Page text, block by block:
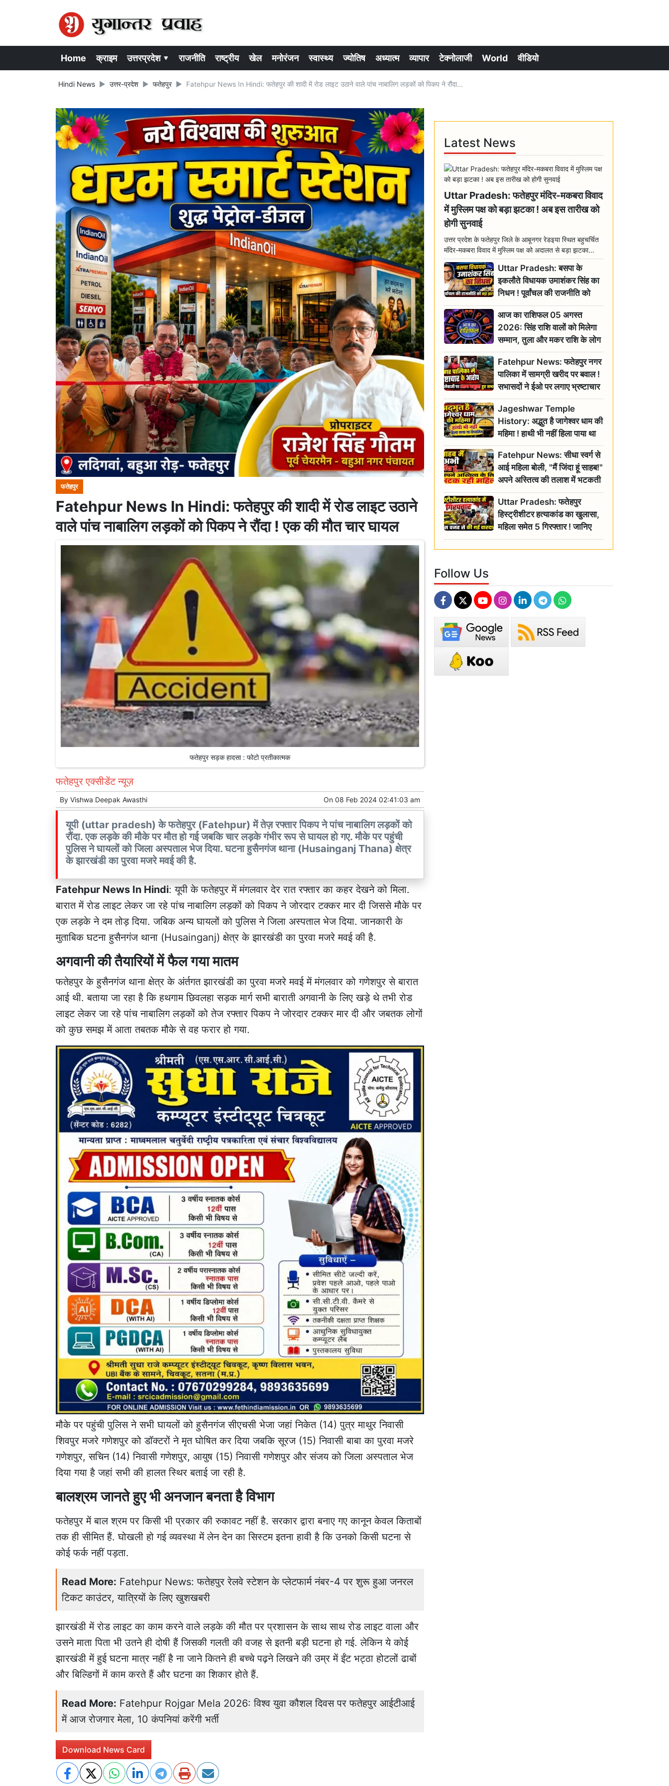
Home क्राइम उत्तरप्रदेश ▾ राजनीति राष्ट्रीय खेल मनोरंजन स्वास्थ्य ज्योतिष अध्यात्म व्यापार टेक्नोलाजी World वीडियो
Hindi News उत्तर-प्रदेश फतेहपुर Fatehpur News In Hindi: फतेहपुर की शादी में रोड लाइट उठाने वाले पांच नाबालिग लड़कों को पिकप ने रौंदा...
फतेहपुर
Fatehpur News In Hindi: फतेहपुर की शादी में रोड लाइट उठाने
वाले पांच नाबालिग लड़कों को पिकप ने रौंदा ! एक की मौत चार घायल
फतेहपुर सड़क हादसा : फोटो प्रतीकात्मक
फतेहपुर एक्सीडेंट न्यूज़
By Vishwa Deepak Awasthi On 08 Feb 2024 02:41:03 am
यूपी (uttar pradesh) के फतेहपुर (Fatehpur) में तेज़ रफ्तार पिकप ने पांच नाबालिग लड़कों को
रौंदा. एक लड़के की मौके पर मौत हो गई जबकि चार लड़के गंभीर रूप से घायल हो गए. मौके पर पहुंची
पुलिस ने घायलों को जिला अस्पताल भेज दिया. घटना हुसैनगंज थाना (Husainganj Thana) क्षेत्र
के झारखंडी का पुरवा मजरे मवई की है.
Fatehpur News In Hindi: यूपी के फतेहपुर में मंगलवार देर रात रफ्तार का कहर देखने को मिला.
बारात में रोड लाइट लेकर जा रहे पांच नाबालिग लड़कों को पिकप ने जोरदार टक्कर मार दी जिससे मौके पर
एक लड़के ने दम तोड़ दिया. जबिक अन्य घायलों को पुलिस ने जिला अस्पताल भेज दिया. जानकारी के
मुताबिक घटना हुसैनगंज थाना (Husainganj) क्षेत्र के झारखंडी का पुरवा मजरे मवई की है.
अगवानी की तैयारियों में फैल गया मातम
फतेहपुर के हुसैनगंज थाना क्षेत्र के अंर्तगत झारखंडी का पुरवा मजरे मवई में मंगलवार को गणेशपुर से बारात
आई थी. बताया जा रहा है कि हथगाम छिवलहा सड़क मार्ग सभी बाराती अगवानी के लिए खड़े थे तभी रोड
लाइट लेकर जा रहे पांच नाबालिग लड़कों को तेज रफ्तार पिकप ने जोरदार टक्कर मार दी और जबतक लोगों
को कुछ समझ में आता तबतक मौके से वह फरार हो गया.
मौके पर पहुंची पुलिस ने सभी घायलों को हुसैनगंज सीएचसी भेजा जहां निकेत (14) पुत्र माथुर निवासी
शिवपुर मजरे गणेशपुर को डॉक्टरों ने मृत घोषित कर दिया जबकि सूरज (15) निवासी बाबा का पुरवा मजरे
गणेशपुर, सचिन (14) निवासी गणेशपुर, आयुष (15) निवासी गणेशपुर और संजय को जिला अस्पताल भेज
दिया गया है जहां सभी की हालत स्थिर बताई जा रही है.
बालश्रम जानते हुए भी अनजान बनता है विभाग
फतेहपुर में बाल श्रम पर किसी भी प्रकार की रुकावट नहीं है. सरकार द्वारा बनाए गए कानून केवल किताबों
तक ही सीमित हैं. घोखली हो गई व्यवस्था में लेन देन का सिस्टम इतना हावी है कि उनको किसी घटना से
कोई फर्क नहीं पड़ता.
Read More: Fatehpur News: फतेहपुर रेलवे स्टेशन के प्लेटफार्म नंबर-4 पर शुरू हुआ जनरल
टिकट काउंटर, यात्रियों के लिए खुशखबरी
झारखंडी में रोड लाइट का काम करने वाले लड़के की मौत पर प्रशासन के साथ साथ रोड लाइट वाला और
उसने माता पिता भी उतने ही दोषी हैं जिसकी गलती की वजह से इतनी बड़ी घटना हो गई. लेकिन ये कोई
झारखंडी में हुई घटना मात्र नहीं है ना जाने कितने ही बच्चे पढ़ने लिखने की उम्र में ईंट भट्ठा होटलों ढाबों
और बिल्डिगों में काम करते हैं और घटना का शिकार होते हैं.
Read More: Fatehpur Rojgar Mela 2026: विश्व युवा कौशल दिवस पर फतेहपुर आईटीआई
में आज रोजगार मेला, 10 कंपनियां करेंगी भर्ती
Download News Card
Latest News
Uttar Pradesh: फतेहपुर मंदिर-मकबरा विवाद
में मुस्लिम पक्ष को बड़ा झटका ! अब इस तारीख को
होगी सुनवाई
उत्तर प्रदेश के फतेहपुर जिले के आबूनगर रेडइया स्थित बहुचर्चित
मंदिर-मकबरा विवाद में मुस्लिम पक्ष को अदालत से बड़ा झटका...
Uttar Pradesh: बसपा के
इकलौते विधायक उमाशंकर सिंह का
निधन ! पूर्वांचल की राजनीति को
बड़ा झटका, योगी ने जताया दुःख
आज का राशिफल 05 अगस्त
2026: सिंह राशि वालों को मिलेगा
सम्मान, तुला और मकर राशि के लोग
रहें सतर्क
Fatehpur News: फतेहपुर नगर
पालिका में सामग्री खरीद पर बवाल !
सभासदों ने ईओ पर लगाए भ्रष्टाचार
के गंभीर आरोप
Jageshwar Temple
History: अद्भुत है जागेश्वर धाम की
महिमा ! हाथी भी नहीं हिला पाया था
शिवलिंग, जानिए क्या है इसका
इतिहास
Fatehpur News: सीधा स्वर्ग से
आई महिला बोली, "मैं जिंदा हूं साहब!"
अपने अस्तित्व की तलाश में भटकती
रही बुजुर्ग, एसडीएम ने दिए जांच के
आदेश
Uttar Pradesh: फतेहपुर
हिस्ट्रीशीटर हत्याकांड का खुलासा,
महिला समेत 5 गिरफ्तार ! जानिए
क्या था कनेक्शन?
Follow Us